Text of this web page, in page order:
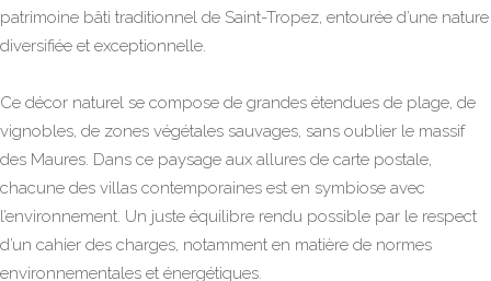
patrimoine bâti traditionnel de Saint-Tropez, entourée d’une nature
diversifiée et exceptionnelle.
Ce décor naturel se compose de grandes étendues de plage, de
vignobles, de zones végétales sauvages, sans oublier le massif
des Maures. Dans ce paysage aux allures de carte postale,
chacune des villas contemporaines est en symbiose avec
l’environnement. Un juste équilibre rendu possible par le respect
d’un cahier des charges, notamment en matière de normes
environnementales et énergétiques.